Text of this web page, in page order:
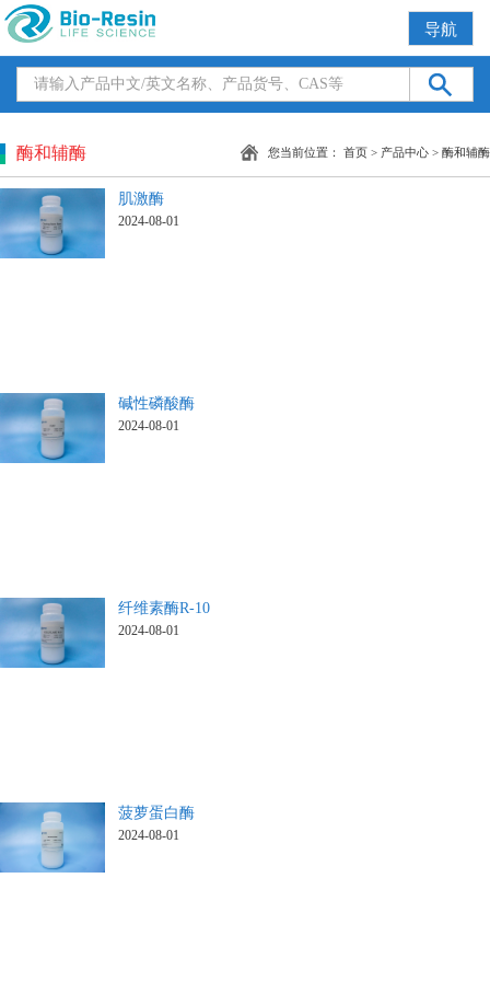
导航
酶和辅酶 您当前位置： 首页 > 产品中心 > 酶和辅酶
肌激酶
2024-08-01
碱性磷酸酶
2024-08-01
纤维素酶R-10
2024-08-01
菠萝蛋白酶
2024-08-01